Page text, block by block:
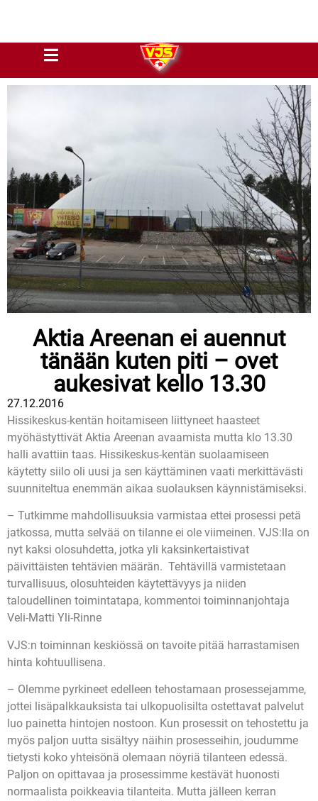
Aktia Areenan ei auennut
tänään kuten piti – ovet
aukesivat kello 13.30
27.12.2016
Hissikeskus-kentän hoitamiseen liittyneet haasteet
myöhästyttivät Aktia Areenan avaamista mutta klo 13.30
halli avattiin taas. Hissikeskus-kentän suolaamiseen
käytetty siilo oli uusi ja sen käyttäminen vaati merkittävästi
suunniteltua enemmän aikaa suolauksen käynnistämiseksi.
– Tutkimme mahdollisuuksia varmistaa ettei prosessi petä
jatkossa, mutta selvää on tilanne ei ole viimeinen. VJS:lla on
nyt kaksi olosuhdetta, jotka yli kaksinkertaistivat
päivittäisten tehtävien määrän. Tehtävillä varmistetaan
turvallisuus, olosuhteiden käytettävyys ja niiden
taloudellinen toimintatapa, kommentoi toiminnanjohtaja
Veli-Matti Yli-Rinne
VJS:n toiminnan keskiössä on tavoite pitää harrastamisen
hinta kohtuullisena.
– Olemme pyrkineet edelleen tehostamaan prosessejamme,
jottei lisäpalkkauksista tai ulkopuolisilta ostettavat palvelut
luo painetta hintojen nostoon. Kun prosessit on tehostettu ja
myös paljon uutta sisältyy näihin prosesseihin, joudumme
tietysti koko yhteisönä olemaan nöyriä tilanteen edessä.
Paljon on opittavaa ja prosessimme kestävät huonosti
normaalista poikkeavia tilanteita. Mutta jälleen kerran